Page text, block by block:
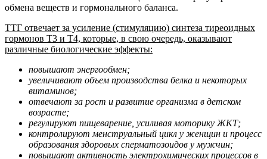
обмена веществ и гормонального баланса.
ТТГ отвечает за усиление (стимуляцию) синтеза тиреоидных
гормонов Т3 и Т4, которые, в свою очередь, оказывают
различные биологические эффекты:
повышают энергообмен;
увеличивают объем производства белка и некоторых
витаминов;
отвечают за рост и развитие организма в детском
возрасте;
регулируют пищеварение, усиливая моторику ЖКТ;
контролируют менструальный цикл у женщин и процесс
образования здоровых сперматозоидов у мужчин;
повышают активность электрохимических процессов в